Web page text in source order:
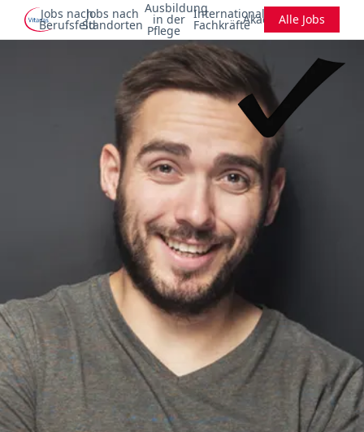
Jobs nach
Berufsfeld
Jobs nach
Standorten
Ausbildung
in der
Pflege
Internationale
FachkräfteAkademieAlle Jobs